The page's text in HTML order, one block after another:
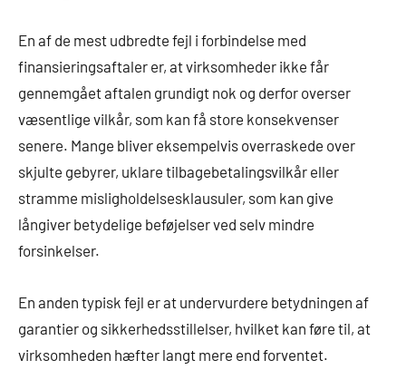
En af de mest udbredte fejl i forbindelse med
finansieringsaftaler er, at virksomheder ikke får
gennemgået aftalen grundigt nok og derfor overser
væsentlige vilkår, som kan få store konsekvenser
senere. Mange bliver eksempelvis overraskede over
skjulte gebyrer, uklare tilbagebetalingsvilkår eller
stramme misligholdelsesklausuler, som kan give
långiver betydelige beføjelser ved selv mindre
forsinkelser.
En anden typisk fejl er at undervurdere betydningen af
garantier og sikkerhedsstillelser, hvilket kan føre til, at
virksomheden hæfter langt mere end forventet.